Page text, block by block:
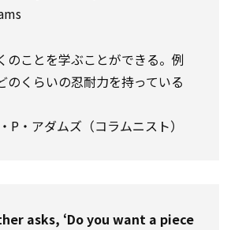
のことを学ぶことができる。例
のくらいの忍耐力を持っている
・アダムズ（コラムニスト）
asks, ‘Do you want a piece